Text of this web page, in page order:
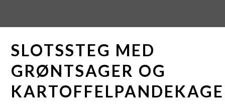
primær
navigation
SLOTSSTEG MED
GRØNTSAGER OG
KARTOFFELPANDEKAGE